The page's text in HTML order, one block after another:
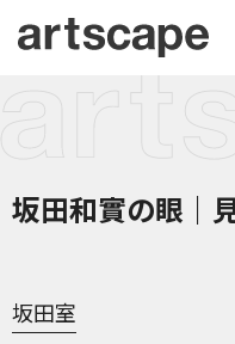
坂田和實の眼｜
坂田室